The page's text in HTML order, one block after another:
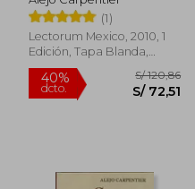
(1)
Lectorum Mexico, 2010, 1
Edición, Tapa Blanda,
Nuevo